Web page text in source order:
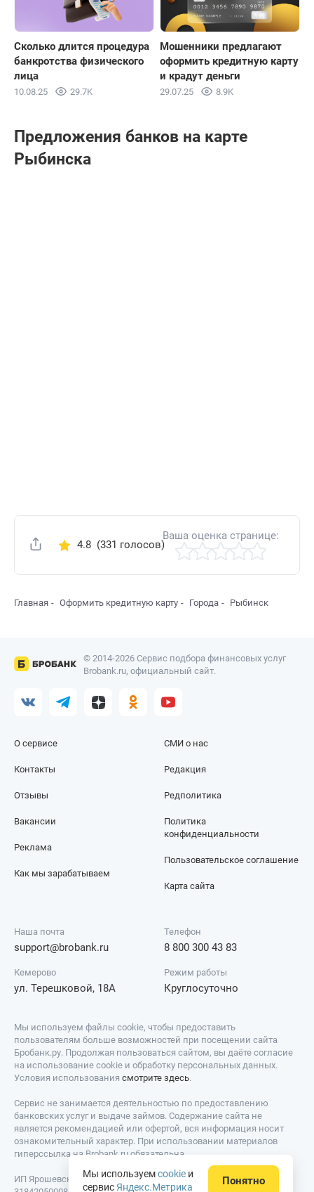
Сколько длится процедура
банкротства физического
лица
10.08.25 29.7K
Мошенники предлагают
оформить кредитную карту
и крадут деньги
29.07.25 8.9K
Предложения банков на карте
Рыбинска
Поделиться
4.8(331 голосов)
Ваша оценка странице:
Главная Оформить кредитную карту Города Рыбинск
© 2014-2026 Сервис подбора финансовых услуг
Brobank.ru, официальный сайт.
О сервисе
Контакты
Отзывы
СМИ о нас
Редакция
Редполитика
Вакансии
Реклама
Как мы зарабатываем
Политика
конфиденциальности
Пользовательское соглашение
Карта сайта
Наша почта
support@brobank.ru
Телефон
8 800 300 43 83
Кемерово
ул. Терешковой, 18А
Режим работы
Круглосуточно
Мы используем файлы cookie, чтобы предоставить
пользователям больше возможностей при посещении сайта
Бробанк.ру. Продолжая пользоваться сайтом, вы даёте согласие
на использование cookie и обработку персональных данных.
Условия использования смотрите здесь.
Сервис не занимается деятельностью по предоставлению
банковских услуг и выдаче займов. Содержание сайта не
является рекомендацией или офертой, вся информация носит
ознакомительный характер. При использовании материалов
гиперссылка на Brobank.ru обязательна.
ИП Ярошевский Д.И. ИНН: 423082922740. ОГРНИП:
Мы используемcookie и
сервис Яндекс.Метрика Понятно